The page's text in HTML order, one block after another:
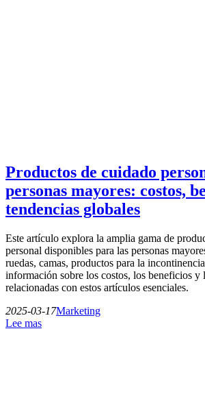
Productos de cuidado
personas mayores: costos,
tendencias globales
Este artículo explora la amplia gama de
personal disponibles para las personas
ruedas, camas, productos para la
información sobre los costos, los beneficios y
relacionadas con estos artículos esenciales.
2025-03-17Marketing
Lee mas